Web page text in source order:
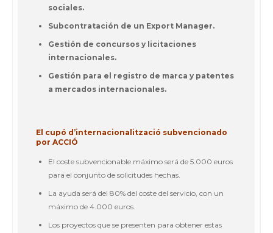
sociales.
Subcontratación de un Export Manager.
Gestión de concursos y licitaciones
internacionales.
Gestión para el registro de marca y patentes
a mercados internacionales.
El cupó d’internacionalització subvencionado
por ACCIÓ
El coste subvencionable máximo será de 5.000 euros
para el conjunto de solicitudes hechas.
La ayuda será del 80% del coste del servicio, con un
máximo de 4.000 euros.
Los proyectos que se presenten para obtener estas